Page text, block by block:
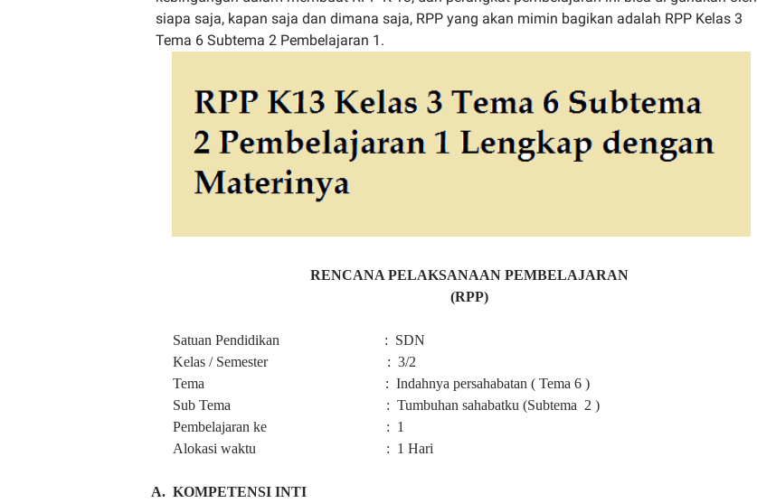
siapa saja, kapan saja dan dimana saja, RPP yang akan mimin bagikan adalah RPP Kelas 3
Tema 6 Subtema 2 Pembelajaran 1.
RENCANA PELAKSANAAN PEMBELAJARAN
(RPP)
Satuan Pendidikan : SDN
Kelas / Semester : 3/2
Tema
: Indahnya persahabatan ( Tema 6 )
Sub Tema
: Tumbuhan sahabatku (Subtema 2 )
Pembelajaran ke
: 1
Alokasi waktu
: 1 Hari
A. KOMPETENSI INTI